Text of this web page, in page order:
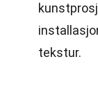
tekstur.